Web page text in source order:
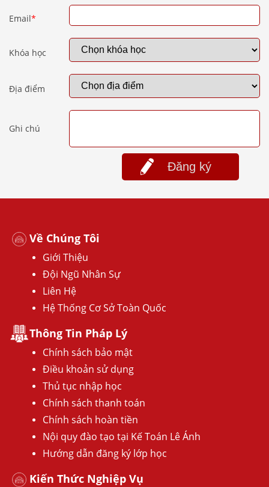
Email*
Khóa học
Địa điểm
Ghi chú
Đăng ký
Về Chúng Tôi
Giới Thiệu
Đội Ngũ Nhân Sự
Liên Hệ
Hệ Thống Cơ Sở Toàn Quốc
Thông Tin Pháp Lý
Chính sách bảo mật
Điều khoản sử dụng
Thủ tục nhập học
Chính sách thanh toán
Chính sách hoàn tiền
Nội quy đào tạo tại Kế Toán Lê Ánh
Hướng dẫn đăng ký lớp học
Kiến Thức Nghiệp Vụ